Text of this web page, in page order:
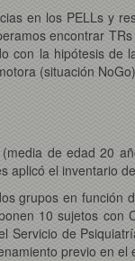
en los PELLs y
encontrar
con la hipótesis de
(situación
de edad 20
aplicó el inventario
grupos en
10 sujetos
Servicio de
previo en